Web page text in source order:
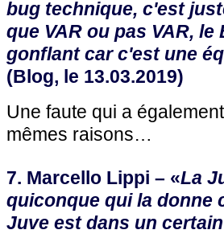
bug technique, c'est
que VAR ou pas VAR,
gonflant car c'est une
(Blog, le 13.03.2019)
Une faute qui a
mêmes raisons…
7. Marcello Lippi – «La
quiconque qui la donne
Juve est dans un